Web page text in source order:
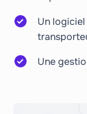
Un
Une